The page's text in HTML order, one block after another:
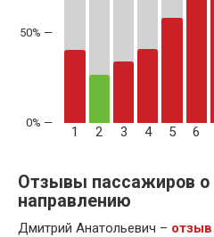
50% —
1 2 3 4 5 6
Отзывы пассажиров о
направлению
Дмитрий Анатольевич –